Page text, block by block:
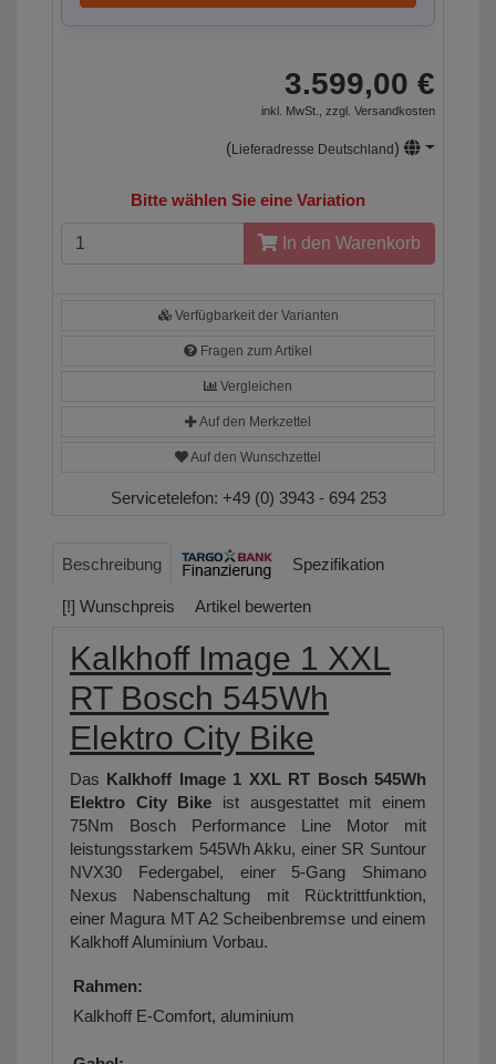
3.599,00 €
inkl. MwSt., zzgl. Versandkosten
(Lieferadresse Deutschland)
Bitte wählen Sie eine Variation
In den Warenkorb
Verfügbarkeit der Varianten
Fragen zum Artikel
Vergleichen
Auf den Merkzettel
Auf den Wunschzettel
Servicetelefon: +49 (0) 3943 - 694 253
Beschreibung Spezifikation
[!] Wunschpreis Artikel bewerten
Kalkhoff Image 1 XXL
RT Bosch 545Wh
Elektro City Bike
Das Kalkhoff Image 1 XXL RT Bosch 545Wh
Elektro City Bike ist ausgestattet mit einem
75Nm Bosch Performance Line Motor mit
leistungsstarkem 545Wh Akku, einer SR Suntour
NVX30 Federgabel, einer 5-Gang Shimano
Nexus Nabenschaltung mit Rücktrittfunktion,
einer Magura MT A2 Scheibenbremse und einem
Kalkhoff Aluminium Vorbau.
Rahmen:
Kalkhoff E-Comfort, aluminium